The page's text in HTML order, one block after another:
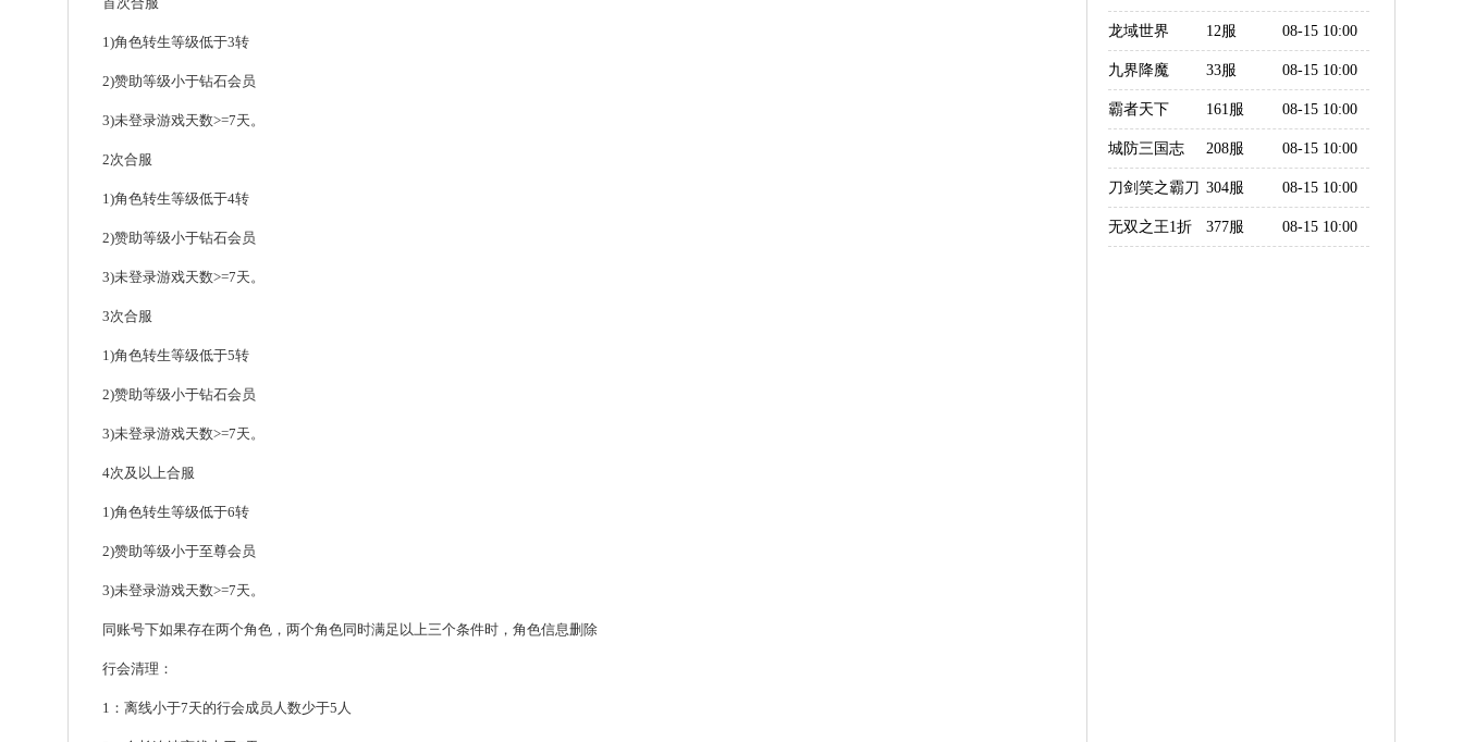
1)角色转生等级低于3转
2)赞助等级小于钻石会员
3)未登录游戏天数>=7天。
2次合服
1)角色转生等级低于4转
2)赞助等级小于钻石会员
3)未登录游戏天数>=7天。
3次合服
1)角色转生等级低于5转
2)赞助等级小于钻石会员
3)未登录游戏天数>=7天。
4次及以上合服
1)角色转生等级低于6转
2)赞助等级小于至尊会员
3)未登录游戏天数>=7天。
同账号下如果存在两个角色，两个角色同时满足以上三个条件时，角色信息删除
行会清理：
1：离线小于7天的行会成员人数少于5人
龙域世界 12服 08-15 10:00
九界降魔 33服 08-15 10:00
霸者天下 161服 08-15 10:00
城防三国志 208服 08-15 10:00
刀剑笑之霸刀 304服 08-15 10:00
无双之王1折 377服 08-15 10:00